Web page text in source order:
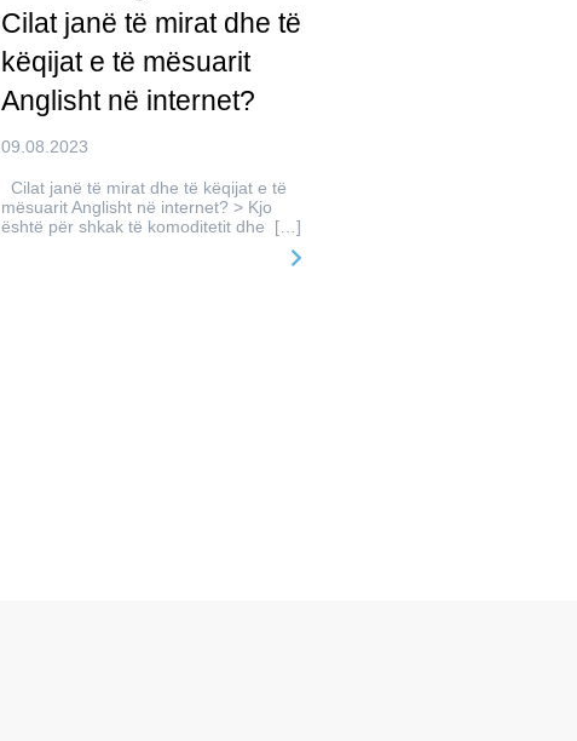
Cilat janë të mirat dhe të
këqijat e të mësuarit
Anglisht në internet?
09.08.2023
Cilat janë të mirat dhe të këqijat e të
mësuarit Anglisht në internet? > Kjo
është për shkak të komoditetit dhe […]